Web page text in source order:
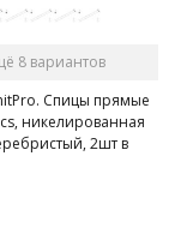
8 вариантов
Спицы прямые
никелированная
2шт в